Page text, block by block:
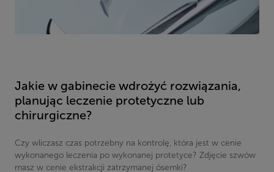
Jakie w gabinecie wdrożyć rozwiązania,
planując leczenie protetyczne lub
chirurgiczne?
Czy wliczasz czas potrzebny na kontrolę, która jest w cenie
wykonanego leczenia po wykonanej protetyce? Zdjęcie szwów
masz w cenie ekstrakcji zatrzymanej ósemki?